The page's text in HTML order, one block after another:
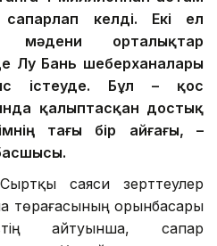
салу, электр көлік
көлік-логистикалық
секілді маңызды
байқасақ, екі ел дәстүрлі
негізделген үлгіден
бет бұрып жатқандай.
байланыстың
жатқанын да атаусыз
1 миллионнан астам